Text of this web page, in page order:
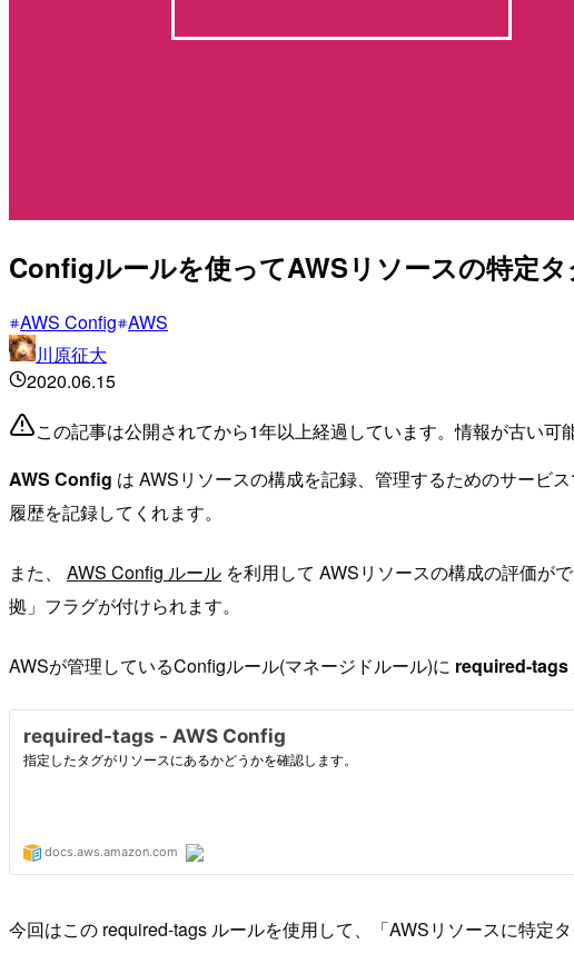
Configルールを使ってAWSリソースの特定
AWS Config AWS
川原征大
2020.06.15
この記事は公開されてから1年以上経過しています。情報が古い可
AWS Config は AWSリソースの構成を記録、管理するためのサービ
履歴を記録してくれます。
また、 AWS Config ルール を利用して AWSリソースの構成の評価が
拠」フラグが付けられます。
AWSが管理しているConfigルール(マネージドルール)に required-tags
今回はこの required-tags ルールを使用して、「AWSリソースに特定